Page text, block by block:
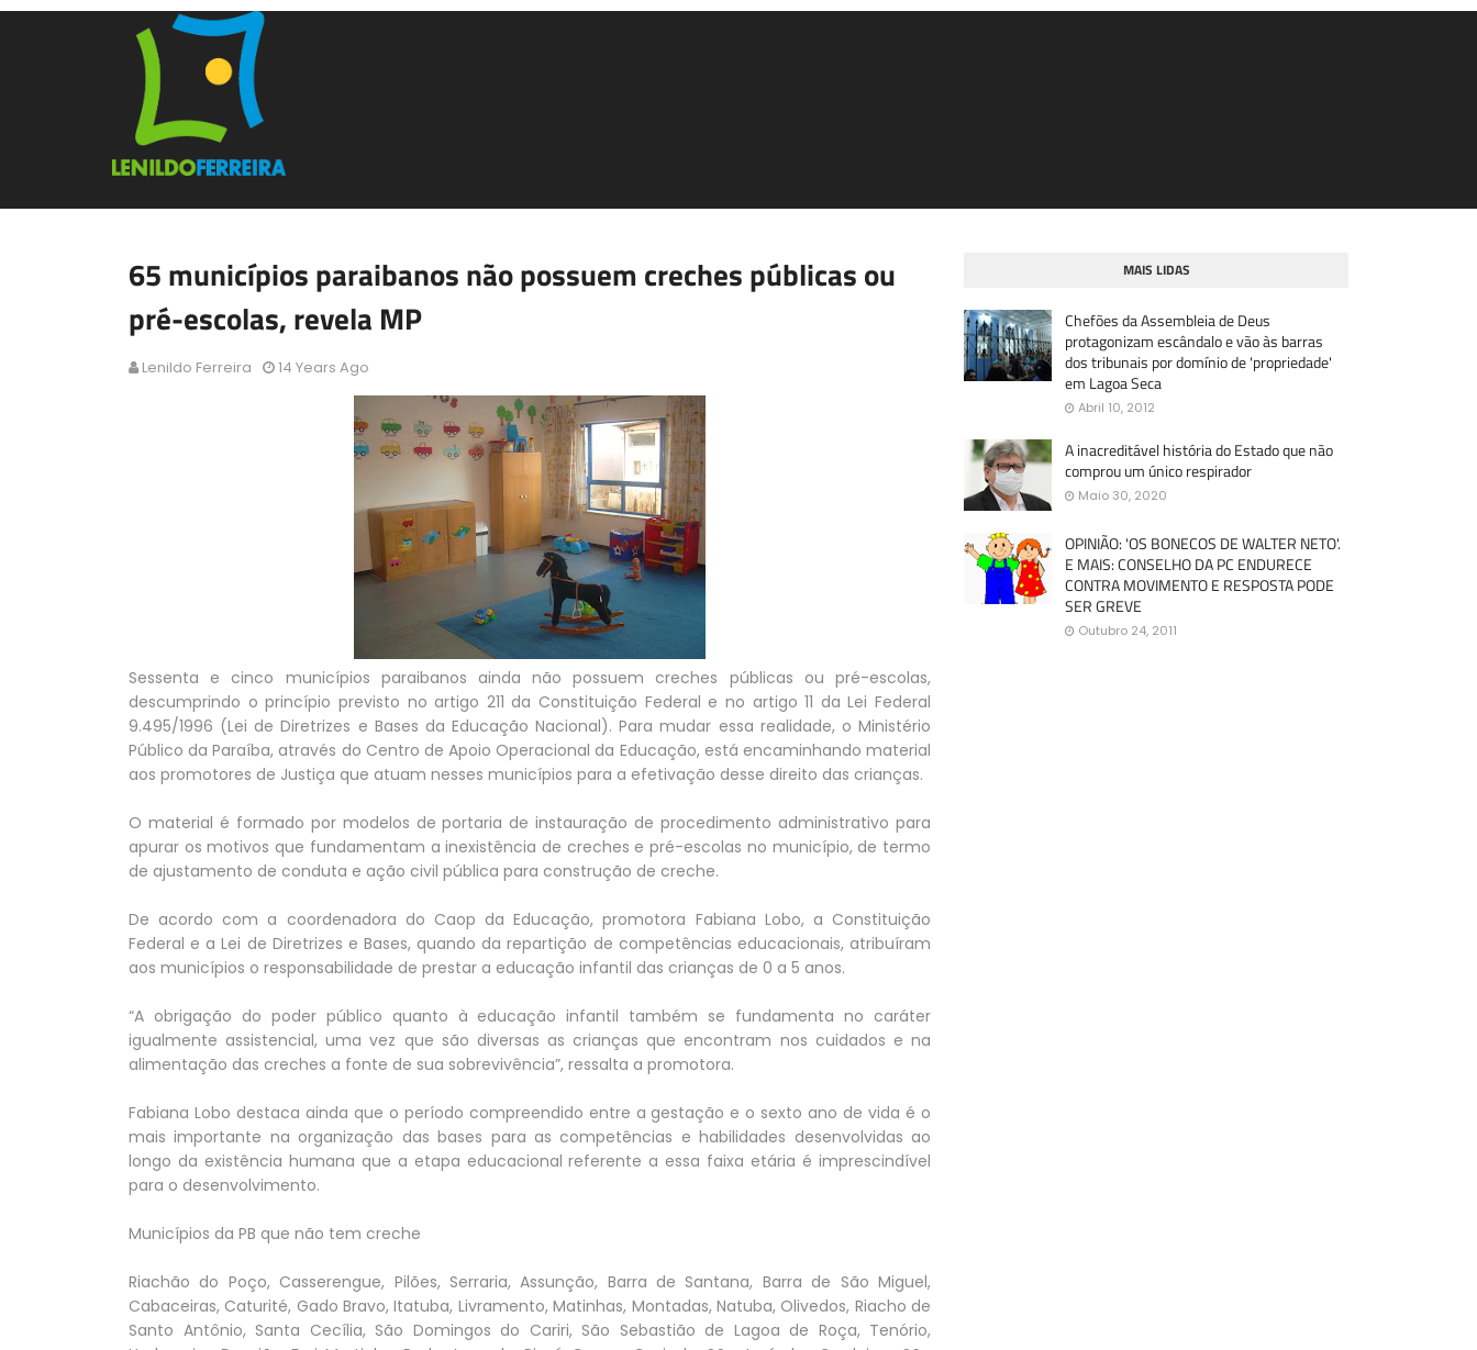
65 municípios paraibanos não possuem creches públicas ou
pré-escolas, revela MP
Lenildo Ferreira 14 Years Ago
Sessenta e cinco municípios paraibanos ainda não possuem creches públicas ou pré-escolas,
descumprindo o princípio previsto no artigo 211 da Constituição Federal e no artigo 11 da Lei Federal
9.495/1996 (Lei de Diretrizes e Bases da Educação Nacional). Para mudar essa realidade, o Ministério
Público da Paraíba, através do Centro de Apoio Operacional da Educação, está encaminhando material
aos promotores de Justiça que atuam nesses municípios para a efetivação desse direito das crianças.
O material é formado por modelos de portaria de instauração de procedimento administrativo para
apurar os motivos que fundamentam a inexistência de creches e pré-escolas no município, de termo
de ajustamento de conduta e ação civil pública para construção de creche.
De acordo com a coordenadora do Caop da Educação, promotora Fabiana Lobo, a Constituição
Federal e a Lei de Diretrizes e Bases, quando da repartição de competências educacionais, atribuíram
aos municípios o responsabilidade de prestar a educação infantil das crianças de 0 a 5 anos.
“A obrigação do poder público quanto à educação infantil também se fundamenta no caráter
igualmente assistencial, uma vez que são diversas as crianças que encontram nos cuidados e na
alimentação das creches a fonte de sua sobrevivência”, ressalta a promotora.
Fabiana Lobo destaca ainda que o período compreendido entre a gestação e o sexto ano de vida é o
mais importante na organização das bases para as competências e habilidades desenvolvidas ao
longo da existência humana que a etapa educacional referente a essa faixa etária é imprescindível
para o desenvolvimento.
Municípios da PB que não tem creche
Riachão do Poço, Casserengue, Pilões, Serraria, Assunção, Barra de Santana, Barra de São Miguel,
Cabaceiras, Caturité, Gado Bravo, Itatuba, Livramento, Matinhas, Montadas, Natuba, Olivedos, Riacho de
Santo Antônio, Santa Cecília, São Domingos do Cariri, São Sebastião de Lagoa de Roça, Tenório,
MAIS LIDAS
Chefões da Assembleia de Deus
protagonizam escândalo e vão às barras
dos tribunais por domínio de 'propriedade'
em Lagoa Seca
Abril 10, 2012
A inacreditável história do Estado que não
comprou um único respirador
Maio 30, 2020
OPINIÃO: 'OS BONECOS DE WALTER NETO'.
E MAIS: CONSELHO DA PC ENDURECE
CONTRA MOVIMENTO E RESPOSTA PODE
SER GREVE
Outubro 24, 2011